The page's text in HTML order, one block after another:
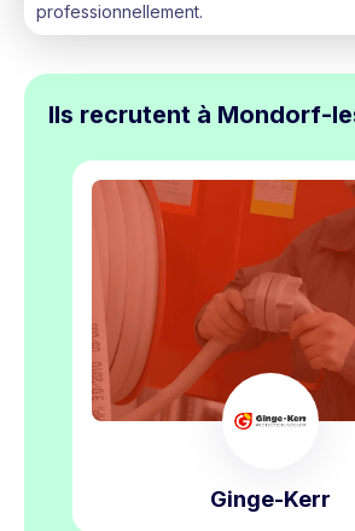
professionnellement.
Ils recrutent à Mondorf-
Ginge-Kerr